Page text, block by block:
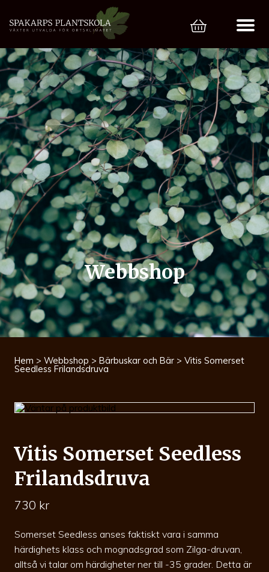
Webbshop
Hem > Webbshop > Bärbuskar och Bär > Vitis Somerset
Seedless Frilandsdruva
Vitis Somerset Seedless
Frilandsdruva
730 kr
Somerset Seedless anses faktiskt vara i samma
härdighets klass och mognadsgrad som Zilga-druvan,
alltså vi talar om härdigheter ner till -35 grader. Detta är